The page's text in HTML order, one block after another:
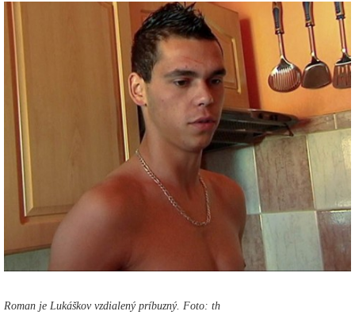
Roman je Lukáškov vzdialený príbuzný. Foto: th